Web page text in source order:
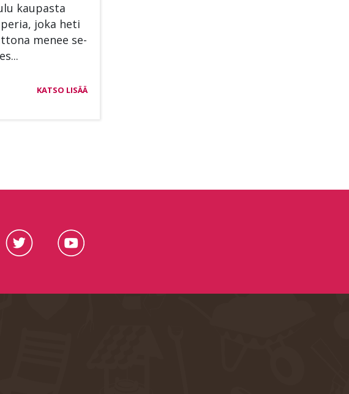
kau­pas­ta
joka heti
me­nee se­
KATSO LISÄÄ